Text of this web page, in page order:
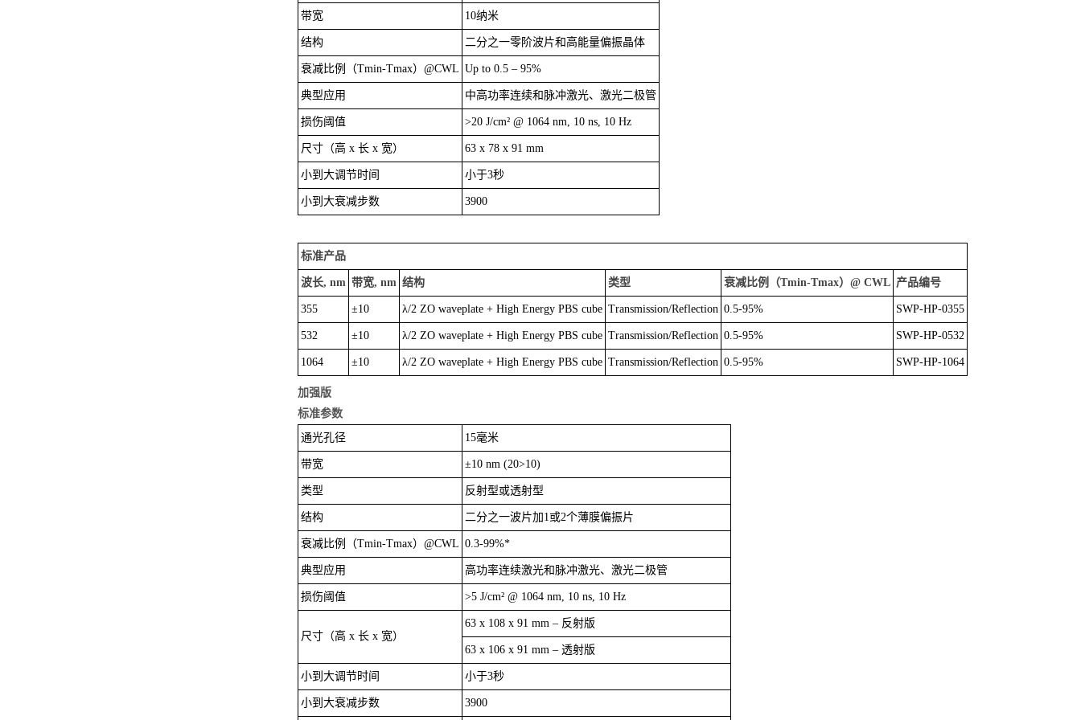
带宽 10纳米
结构 二分之一零阶波片和高能量偏振晶体
衰减比例（Tmin-Tmax）@CWL Up to 0.5 – 95%
典型应用 中高功率连续和脉冲激光、激光二极管
损伤阈值 >20 J/cm² @ 1064 nm, 10 ns, 10 Hz
尺寸（高 x 长 x 宽） 63 x 78 x 91 mm
小到大调节时间 小于3秒
小到大衰减步数 3900
标准产品
波长, nm 带宽, nm 结构 类型 衰减比例（Tmin-Tmax）@ CWL 产品编号
355 ±10 λ/2 ZO waveplate + High Energy PBS cube Transmission/Reflection 0.5-95% SWP-HP-0355
532 ±10 λ/2 ZO waveplate + High Energy PBS cube Transmission/Reflection 0.5-95% SWP-HP-0532
1064 ±10 λ/2 ZO waveplate + High Energy PBS cube Transmission/Reflection 0.5-95% SWP-HP-1064
加强版
标准参数
通光孔径
15毫米
带宽 ±10 nm (20>10)
类型 反射型或透射型
结构 二分之一波片加1或2个薄膜偏振片
衰减比例（Tmin-Tmax）@CWL 0.3-99%*
典型应用 高功率连续激光和脉冲激光、激光二极管
损伤阈值 >5 J/cm² @ 1064 nm, 10 ns, 10 Hz
尺寸（高 x 长 x 宽）
63 x 108 x 91 mm – 反射版
63 x 106 x 91 mm – 透射版
小到大调节时间 小于3秒
小到大衰减步数 3900